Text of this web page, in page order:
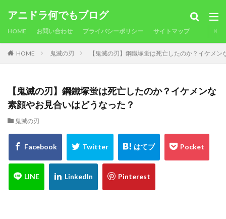
アニドラ何でもブログ
HOME お問い合わせ プライバシーポリシー サイトマップ
HOME 鬼滅の刃 【鬼滅の刃】鋼鐵塚蛍は死亡したのか？イケメ
【鬼滅の刃】鋼鐵塚蛍は死亡したのか？イケメンな
素顔やお見合いはどうなった？
鬼滅の刃